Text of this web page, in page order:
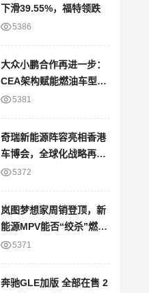
下滑39.55%，福特领跌
5386
大众小鹏合作再进一步：
CEA架构赋能燃油车型，
智能网联版图再拓展
5381
奇瑞新能源阵容亮相香港
车博会，全球化战略再提
速 5372
岚图梦想家周销登顶，新
能源MPV能否“绞杀”燃油
车？5371
奔驰GLE加版 全部在售 2